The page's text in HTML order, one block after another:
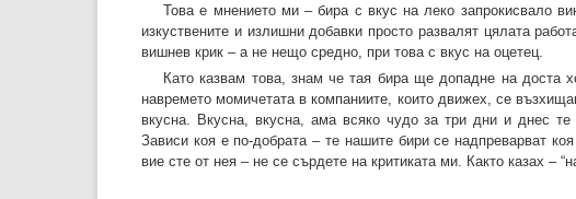
Това е мнението ми – бира с вкус на леко запрокисвало
изкуствените и излишни добавки просто развалят цялата
вишнев крик – а не нещо средно, при това с вкус на оцетец.
Като казвам това, знам че тая бира ще допадне на
навремето момичетата в компаниите, които движех, се
вкусна. Вкусна, вкусна, ама всяко чудо за три дни и днес
Зависи коя е по-добрата – те нашите бири се надпреварват
вие сте от нея – не се сърдете на критиката ми. Както казах –